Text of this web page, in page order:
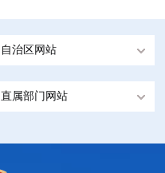
自治区网站
直属部门网站